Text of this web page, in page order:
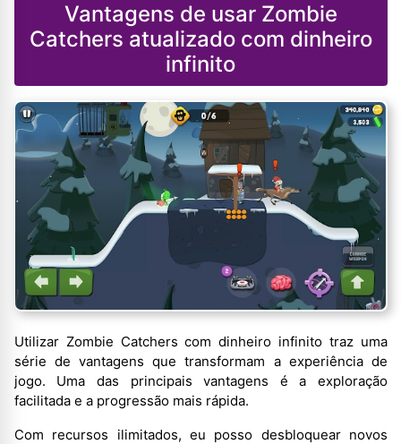
Vantagens de usar Zombie
Catchers atualizado com dinheiro
infinito
Utilizar Zombie Catchers com dinheiro infinito traz uma
série de vantagens que transformam a experiência de
jogo. Uma das principais vantagens é a exploração
facilitada e a progressão mais rápida.
Com recursos ilimitados, eu posso desbloquear novos